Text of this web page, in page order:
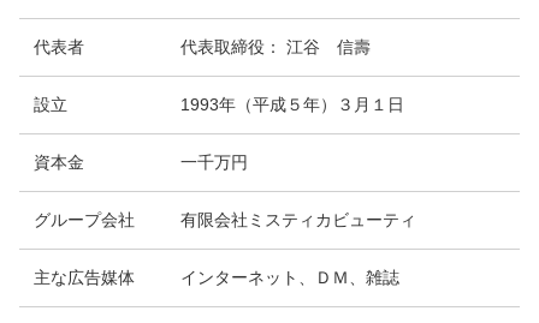
代表者 代表取締役： 江谷 信壽
設立 1993年（平成５年）３月１日
資本金 一千万円
グループ会社 有限会社ミスティカビューティ
主な広告媒体 インターネット、ＤＭ、雑誌